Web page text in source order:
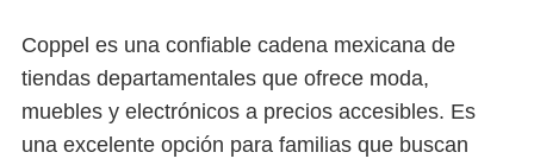
Coppel es una confiable cadena mexicana de
tiendas departamentales que ofrece moda,
muebles y electrónicos a precios accesibles. Es
una excelente opción para familias que buscan